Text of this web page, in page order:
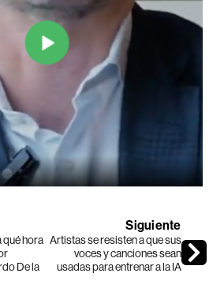
qué hora
De la
Siguiente
Artistas se resisten a que sus
voces y canciones sean
usadas para entrenar a la IA